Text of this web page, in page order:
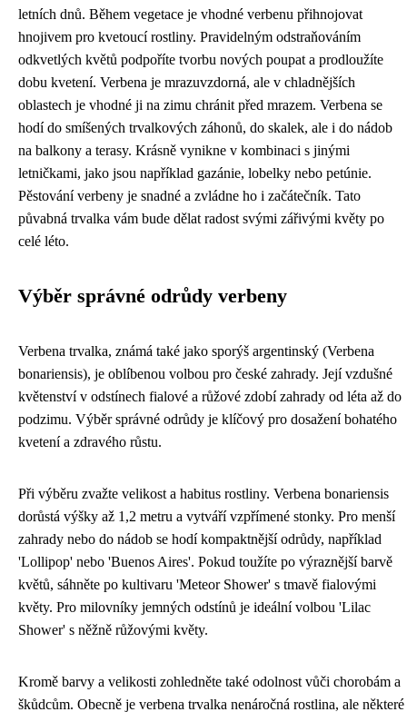
letních dnů. Během vegetace je vhodné verbenu přihnojovat
hnojivem pro kvetoucí rostliny. Pravidelným odstraňováním
odkvetlých květů podpoříte tvorbu nových poupat a prodloužíte
dobu kvetení. Verbena je mrazuvzdorná, ale v chladnějších
oblastech je vhodné ji na zimu chránit před mrazem. Verbena se
hodí do smíšených trvalkových záhonů, do skalek, ale i do nádob
na balkony a terasy. Krásně vynikne v kombinaci s jinými
letničkami, jako jsou například gazánie, lobelky nebo petúnie.
Pěstování verbeny je snadné a zvládne ho i začátečník. Tato
půvabná trvalka vám bude dělat radost svými zářivými květy po
celé léto.
Výběr správné odrůdy verbeny
Verbena trvalka, známá také jako sporýš argentinský (Verbena
bonariensis), je oblíbenou volbou pro české zahrady. Její vzdušné
květenství v odstínech fialové a růžové zdobí zahrady od léta až do
podzimu. Výběr správné odrůdy je klíčový pro dosažení bohatého
kvetení a zdravého růstu.
Při výběru zvažte velikost a habitus rostliny. Verbena bonariensis
dorůstá výšky až 1,2 metru a vytváří vzpřímené stonky. Pro menší
zahrady nebo do nádob se hodí kompaktnější odrůdy, například
'Lollipop' nebo 'Buenos Aires'. Pokud toužíte po výraznější barvě
květů, sáhněte po kultivaru 'Meteor Shower' s tmavě fialovými
květy. Pro milovníky jemných odstínů je ideální volbou 'Lilac
Shower' s něžně růžovými květy.
Kromě barvy a velikosti zohledněte také odolnost vůči chorobám a
škůdcům. Obecně je verbena trvalka nenáročná rostlina, ale některé